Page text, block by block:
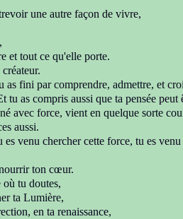
une autre façon de vivre,
et tout ce qu'elle porte.
as fini par comprendre, admettre, et
tu as compris aussi que ta pensée peut
avec force, vient en quelque sorte
aussi.
es venu chercher cette force, tu es
ton cœur.
tu doutes,
ta Lumière,
en ta renaissance,